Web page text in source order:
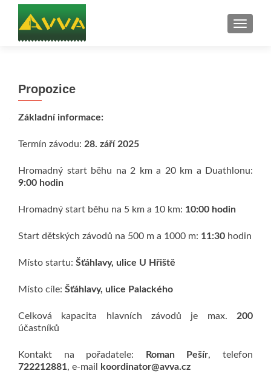
Propozice
Základní informace:
Termín závodu: 28. září 2025
Hromadný start běhu na 2 km a 20 km a Duathlonu:
9:00 hodin
Hromadný start běhu na 5 km a 10 km: 10:00 hodin
Start dětských závodů na 500 m a 1000 m: 11:30 hodin
Místo startu: Šťáhlavy, ulice U Hřiště
Místo cíle: Šťáhlavy, ulice Palackého
Celková kapacita hlavních závodů je max. 200
účastníků
Kontakt na pořadatele: Roman Pešír, telefon
722212881, e-mail koordinator@avva.cz